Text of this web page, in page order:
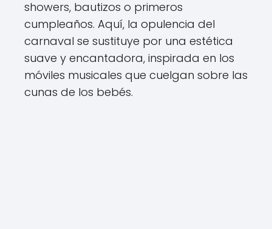
showers, bautizos o primeros
cumpleaños. Aquí, la opulencia del
carnaval se sustituye por una estética
suave y encantadora, inspirada en los
móviles musicales que cuelgan sobre las
cunas de los bebés.